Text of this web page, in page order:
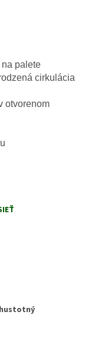
palete
cirkulácia
otvorenom